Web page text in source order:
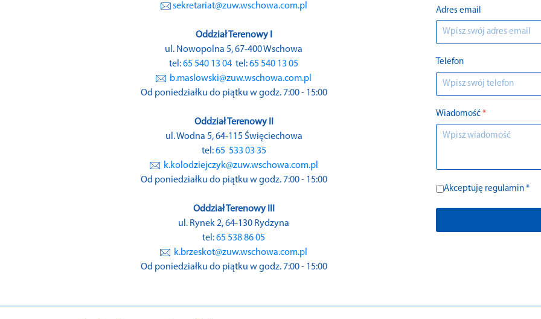
sekretariat@zuw.wschowa.com.pl
Oddział Terenowy I
ul. Nowopolna 5, 67-400 Wschowa
tel:65 540 13 04 tel:65 540 13 05
b.maslowski@zuw.wschowa.com.pl
Od poniedziałku do piątku w godz. 7:00 - 15:00
Oddział Terenowy II
ul. Wodna 5, 64-115 Święciechowa
tel:65 533 03 35
k.kolodziejczyk@zuw.wschowa.com.pl
Od poniedziałku do piątku w godz. 7:00 - 15:00
Oddział Terenowy III
ul. Rynek 2, 64-130 Rydzyna
tel:65 538 86 05
k.brzeskot@zuw.wschowa.com.pl
Od poniedziałku do piątku w godz. 7:00 - 15:00
Adres email
Telefon
Wiadomość *
Akceptuję regulamin *